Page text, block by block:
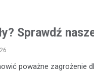
Sprawdź
poważne zagrożenie